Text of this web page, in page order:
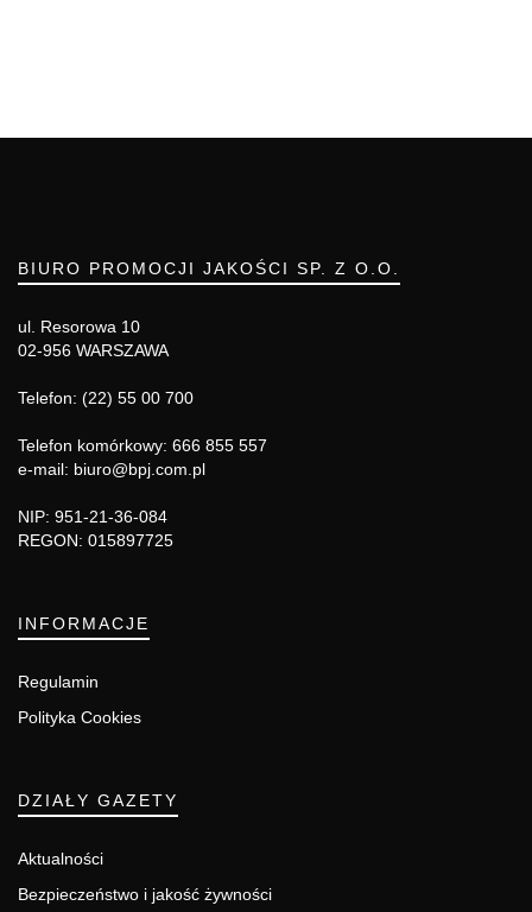
BIURO PROMOCJI JAKOŚCI SP. Z O.O.
ul. Resorowa 10
02-956 WARSZAWA
Telefon: (22) 55 00 700
Telefon komórkowy: 666 855 557
e-mail: biuro@bpj.com.pl
NIP: 951-21-36-084
REGON: 015897725
INFORMACJE
Regulamin
Polityka Cookies
DZIAŁY GAZETY
Aktualności
Bezpieczeństwo i jakość żywności